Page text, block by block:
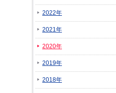
2022年
2021年
2020年
2019年
2018年